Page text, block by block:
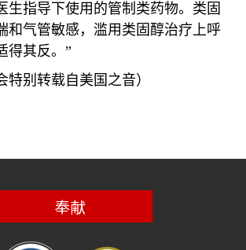
生指导下使用的管制类药物。类固
和气管敏感，滥用类固醇治疗上呼
得其反。”
特别转载自美国之音）
奉献